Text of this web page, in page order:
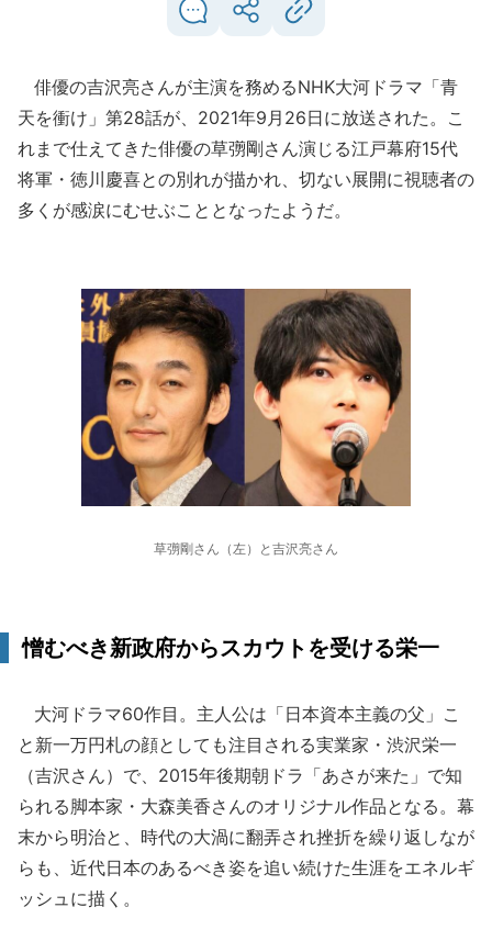
俳優の吉沢亮さんが主演を務めるNHK大河ドラマ「青
天を衝け」第28話が、2021年9月26日に放送された。こ
れまで仕えてきた俳優の草彅剛さん演じる江戸幕府15代
将軍・徳川慶喜との別れが描かれ、切ない展開に視聴者の
多くが感涙にむせぶこととなったようだ。
草彅剛さん（左）と吉沢亮さん
憎むべき新政府からスカウトを受ける栄一
大河ドラマ60作目。主人公は「日本資本主義の父」こ
と新一万円札の顔としても注目される実業家・渋沢栄一
（吉沢さん）で、2015年後期朝ドラ「あさが来た」で知
られる脚本家・大森美香さんのオリジナル作品となる。幕
末から明治と、時代の大渦に翻弄され挫折を繰り返しなが
らも、近代日本のあるべき姿を追い続けた生涯をエネルギ
ッシュに描く。